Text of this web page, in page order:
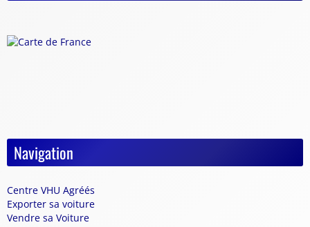
Navigation
Centre VHU Agréés
Exporter sa voiture
Vendre sa Voiture